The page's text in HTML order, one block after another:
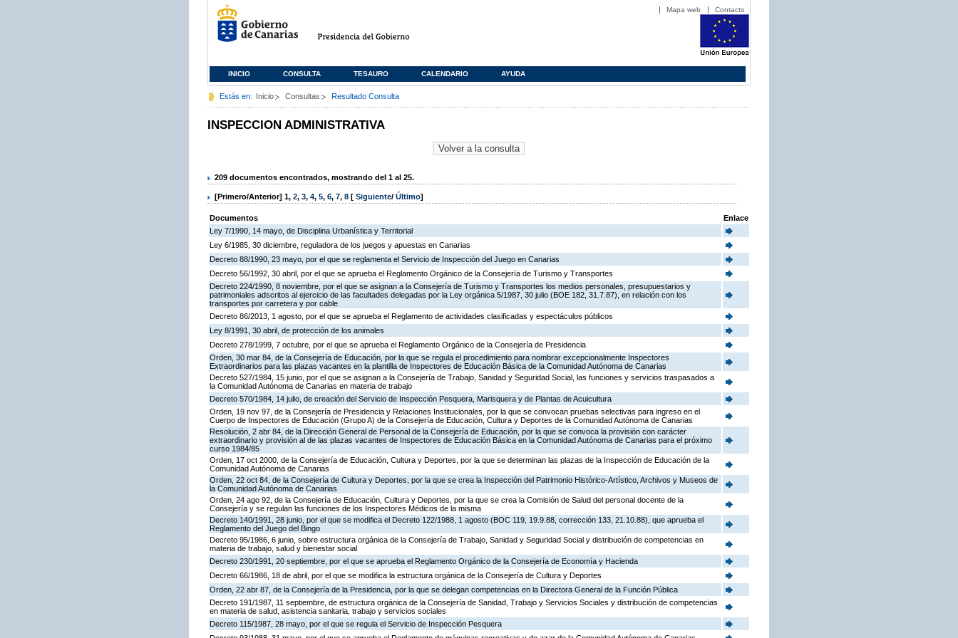
Mapa web Contacto
INICIO CONSULTA TESAURO CALENDARIO AYUDA
Estás en: Inicio Consultas Resultado Consulta
INSPECCION ADMINISTRATIVA
209 documentos encontrados, mostrando del 1 al 25.
[Primero/Anterior] 1, 2, 3, 4, 5, 6, 7, 8 [ Siguiente/ Último]
Documentos
Enlace
Ley 7/1990, 14 mayo, de Disciplina Urbanística y Territorial
Ley 6/1985, 30 diciembre, reguladora de los juegos y apuestas en Canarias
Decreto 88/1990, 23 mayo, por el que se reglamenta el Servicio de Inspección del Juego en Canarias
Decreto 56/1992, 30 abril, por el que se aprueba el Reglamento Orgánico de la Consejería de Turismo y Transportes
Decreto 224/1990, 8 noviembre, por el que se asignan a la Consejería de Turismo y Transportes los medios personales, presupuestarios y
patrimoniales adscritos al ejercicio de las facultades delegadas por la Ley orgánica 5/1987, 30 julio (BOE 182, 31.7.87), en relación con los
transportes por carretera y por cable
Decreto 86/2013, 1 agosto, por el que se aprueba el Reglamento de actividades clasificadas y espectáculos públicos
Ley 8/1991, 30 abril, de protección de los animales
Decreto 278/1999, 7 octubre, por el que se aprueba el Reglamento Orgánico de la Consejería de Presidencia
Orden, 30 mar 84, de la Consejería de Educación, por la que se regula el procedimiento para nombrar excepcionalmente Inspectores
Extraordinarios para las plazas vacantes en la plantilla de Inspectores de Educación Básica de la Comunidad Autónoma de Canarias
Decreto 527/1984, 15 junio, por el que se asignan a la Consejería de Trabajo, Sanidad y Seguridad Social, las funciones y servicios traspasados a
la Comunidad Autónoma de Canarias en materia de trabajo
Decreto 570/1984, 14 julio, de creación del Servicio de Inspección Pesquera, Marisquera y de Plantas de Acuicultura
Orden, 19 nov 97, de la Consejería de Presidencia y Relaciones Institucionales, por la que se convocan pruebas selectivas para ingreso en el
Cuerpo de Inspectores de Educación (Grupo A) de la Consejería de Educación, Cultura y Deportes de la Comunidad Autónoma de Canarias
Resolución, 2 abr 84, de la Dirección General de Personal de la Consejería de Educación, por la que se convoca la provisión con carácter
extraordinario y provisión al de las plazas vacantes de Inspectores de Educación Básica en la Comunidad Autónoma de Canarias para el próximo
curso 1984/85
Orden, 17 oct 2000, de la Consejería de Educación, Cultura y Deportes, por la que se determinan las plazas de la Inspección de Educación de la
Comunidad Autónoma de Canarias
Orden, 22 oct 84, de la Consejería de Cultura y Deportes, por la que se crea la Inspección del Patrimonio Histórico-Artístico, Archivos y Museos de
la Comunidad Autónoma de Canarias
Orden, 24 ago 92, de la Consejería de Educación, Cultura y Deportes, por la que se crea la Comisión de Salud del personal docente de la
Consejería y se regulan las funciones de los Inspectores Médicos de la misma
Decreto 140/1991, 28 junio, por el que se modifica el Decreto 122/1988, 1 agosto (BOC 119, 19.9.88, corrección 133, 21.10.88), que aprueba el
Reglamento del Juego del Bingo
Decreto 95/1986, 6 junio, sobre estructura orgánica de la Consejería de Trabajo, Sanidad y Seguridad Social y distribución de competencias en
materia de trabajo, salud y bienestar social
Decreto 230/1991, 20 septiembre, por el que se aprueba el Reglamento Orgánico de la Consejería de Economía y Hacienda
Decreto 66/1986, 18 de abril, por el que se modifica la estructura orgánica de la Consejería de Cultura y Deportes
Orden, 22 abr 87, de la Consejería de la Presidencia, por la que se delegan competencias en la Directora General de la Función Pública
Decreto 191/1987, 11 septiembre, de estructura orgánica de la Consejería de Sanidad, Trabajo y Servicios Sociales y distribución de competencias
en materia de salud, asistencia sanitaria, trabajo y servicios sociales
Decreto 115/1987, 28 mayo, por el que se regula el Servicio de Inspección Pesquera